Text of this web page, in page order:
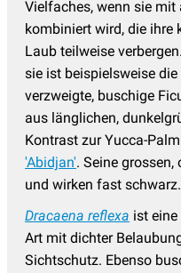
Vielfaches, wenn sie mit
kombiniert wird, die ihre
Laub teilweise
sie ist beispielsweise die
verzweigte, buschige
aus länglichen,
Kontrast zur Yucca-
'Abidjan'. Seine
und wirken fast schwarz.
Dracaena reflexa ist
Art mit dichter
Sichtschutz. Ebenso